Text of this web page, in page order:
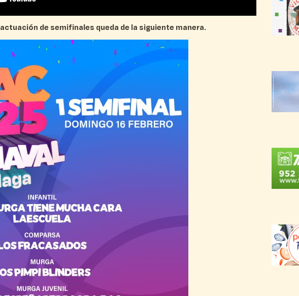
de semifinales queda de la siguiente manera.